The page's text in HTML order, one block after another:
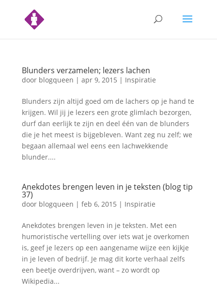
Blunders verzamelen; lezers lachen
door blogqueen | apr 9, 2015 | Inspiratie
Blunders zijn altijd goed om de lachers op je hand te
krijgen. Wil jij je lezers een grote glimlach bezorgen,
durf dan eerlijk te zijn en deel één van de blunders
die je het meest is bijgebleven. Want zeg nu zelf; we
begaan allemaal wel eens een lachwekkende
blunder....
Anekdotes brengen leven in je teksten (blog tip
37)
door blogqueen | feb 6, 2015 | Inspiratie
Anekdotes brengen leven in je teksten. Met een
humoristische vertelling over iets wat je overkomen
is, geef je lezers op een aangename wijze een kijkje
in je leven of bedrijf. Je mag dit korte verhaal zelfs
een beetje overdrijven, want – zo wordt op
Wikipedia...